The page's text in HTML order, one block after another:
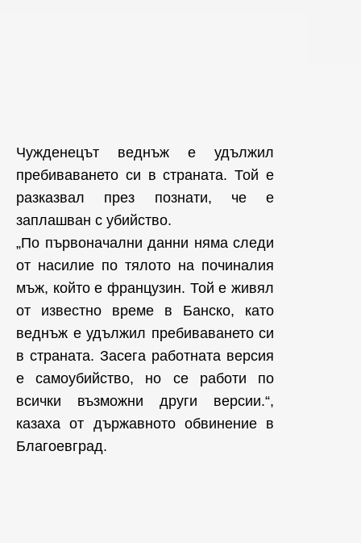
Чужденецът веднъж е удължил
пребиваването си в страната. Той е
разказвал през познати, че е
заплашван с убийство.
„По първоначални данни няма следи
от насилие по тялото на починалия
мъж, който е французин. Той е живял
от известно време в Банско, като
веднъж е удължил пребиваването си
в страната. Засега работната версия
е самоубийство, но се работи по
всички възможни други версии.“,
казаха от държавното обвинение в
Благоевград.